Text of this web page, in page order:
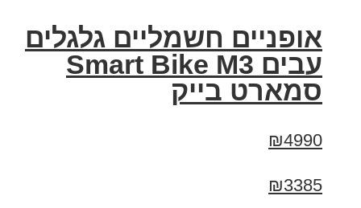
אופניים חשמליים גלגלים
עבים Smart Bike M3
סמארט בייק
₪4990
₪3385